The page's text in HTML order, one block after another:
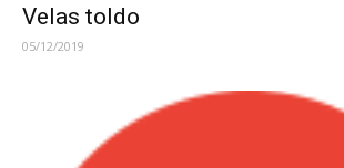
Velas toldo
05/12/2019